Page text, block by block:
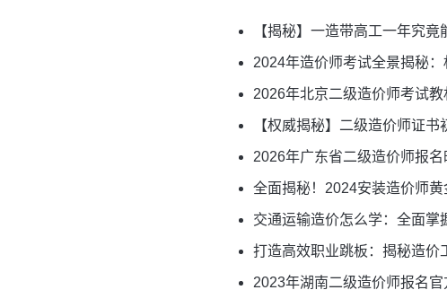
【揭秘】一造带高工一年究
2024年造价师考试全景揭秘
2026年北京二级造价师考试
【权威揭秘】二级造价师证
2026年广东省二级造价师报
全面揭秘！2024安装造价师
交通运输造价怎么学：全面掌
打造高效职业跳板：揭秘造价
2023年湖南二级造价师报名